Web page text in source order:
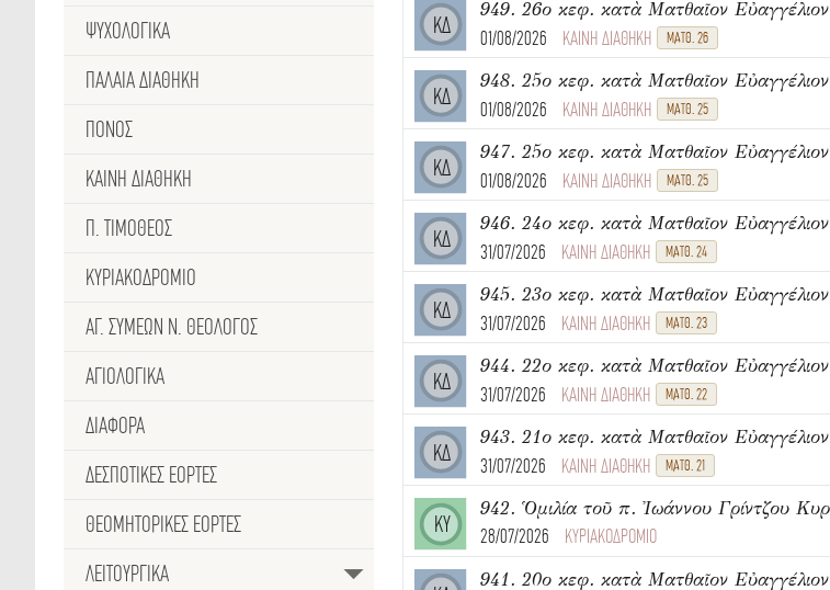
ΨΥΧΟΛΟΓΙΚΑ
ΠΑΛΑΙΑ ΔΙΑΘΗΚΗ
ΠΟΝΟΣ
ΚΑΙΝΗ ΔΙΑΘΗΚΗ
Π. ΤΙΜΟΘΕΟΣ
ΚΥΡΙΑΚΟΔΡΟΜΙΟ
ΑΓ. ΣΥΜΕΩΝ Ν. ΘΕΟΛΟΓΟΣ
ΑΓΙΟΛΟΓΙΚΑ
ΔΙΑΦΟΡΑ
ΔΕΣΠΟΤΙΚΈΣ ΕΟΡΤΕΣ
ΘΕΟΜΗΤΟΡΙΚΕΣ ΕΟΡΤΕΣ
ΛΕΙΤΟΥΡΓΙΚΑ
ΚΔ
949. 26ο κεφ. κατὰ Ματθαῖον Εὐαγγέλιον
01/08/2026
ΚΑΙΝΗ ΔΙΑΘΗΚΗ ΜΑΤΘ. 26
ΚΔ
948. 25ο κεφ. κατὰ Ματθαῖον Εὐαγγέλιον
01/08/2026
ΚΑΙΝΗ ΔΙΑΘΗΚΗ ΜΑΤΘ. 25
ΚΔ
947. 25ο κεφ. κατὰ Ματθαῖον Εὐαγγέλιον
01/08/2026
ΚΑΙΝΗ ΔΙΑΘΗΚΗ ΜΑΤΘ. 25
ΚΔ
946. 24ο κεφ. κατὰ Ματθαῖον Εὐαγγέλιον
31/07/2026
ΚΑΙΝΗ ΔΙΑΘΗΚΗ ΜΑΤΘ. 24
ΚΔ
945. 23ο κεφ. κατὰ Ματθαῖον Εὐαγγέλιον
31/07/2026
ΚΑΙΝΗ ΔΙΑΘΗΚΗ ΜΑΤΘ. 23
ΚΔ
944. 22ο κεφ. κατὰ Ματθαῖον Εὐαγγέλιον
31/07/2026
ΚΑΙΝΗ ΔΙΑΘΗΚΗ ΜΑΤΘ. 22
ΚΔ
943. 21ο κεφ. κατὰ Ματθαῖον Εὐαγγέλιον
31/07/2026
ΚΑΙΝΗ ΔΙΑΘΗΚΗ ΜΑΤΘ. 21
ΚΥ
28/07/2026
ΚΥΡΙΑΚΟΔΡΟΜΙΟ
941. 20ο κεφ. κατὰ Ματθαῖον Εὐαγγέλιον